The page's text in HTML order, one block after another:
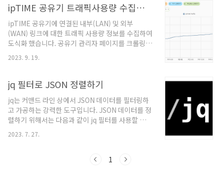
를 사용하여 HTML 파싱을 더 쉽게 할 수 있습니다.
from bs4 import BeautifulSoup import re
import json html = """ 여기에 HTML 코드를 입
력하세요 """ soup = BeautifulSoup(html,
'html.parser') data = [] for row in
soup.find_all('tr'): # 'tr' 태그를 포함하는 모든
ipTIME 공유기 트래픽사용량 수집정보 JSON 형식 변환 및 통계 그래프
ipTIME 공유기에 연결된 내부(LAN) 및 외부
(WAN) 링크에 대한 트래픽 사용량 정보를 수집하여
도식화 했습니다. 공유기 관리자 페이지를 크롤링하
변환하여 통계화를 해봤는데, jq 명령어를 활용하니
정보를 수집하면 아래와 같이 텍스트 형태 정보를
확보할 수 있습니다. "Rx_Packets":
"648233790" "Rx_Bytes": "617839018055"
"Rx_Broadcast": "63695556"
"Rx_Multicast": "399605" "Rx_Discard":
"295574" "Rx_Error": "0" "Tx_Packets":
2023. 9. 19.
jq 필터로 JSON 정렬하기
jq는 커맨드 라인 상에서 JSON 데이터를 필터링하
고 가공하는 강력한 도구입니다. JSON 데이터를 정
렬하기 위해서는 다음과 같이 jq 필터를 사용할 수
있다고 가정하겠습니다. [ { "name": "Alice",
"name": "Eve", "age": 35 } ] 이름(name)을 기
2023. 7. 27.
1